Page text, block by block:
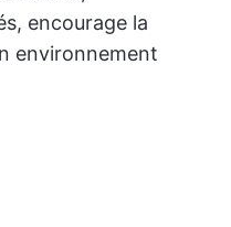
encourage la
environnement